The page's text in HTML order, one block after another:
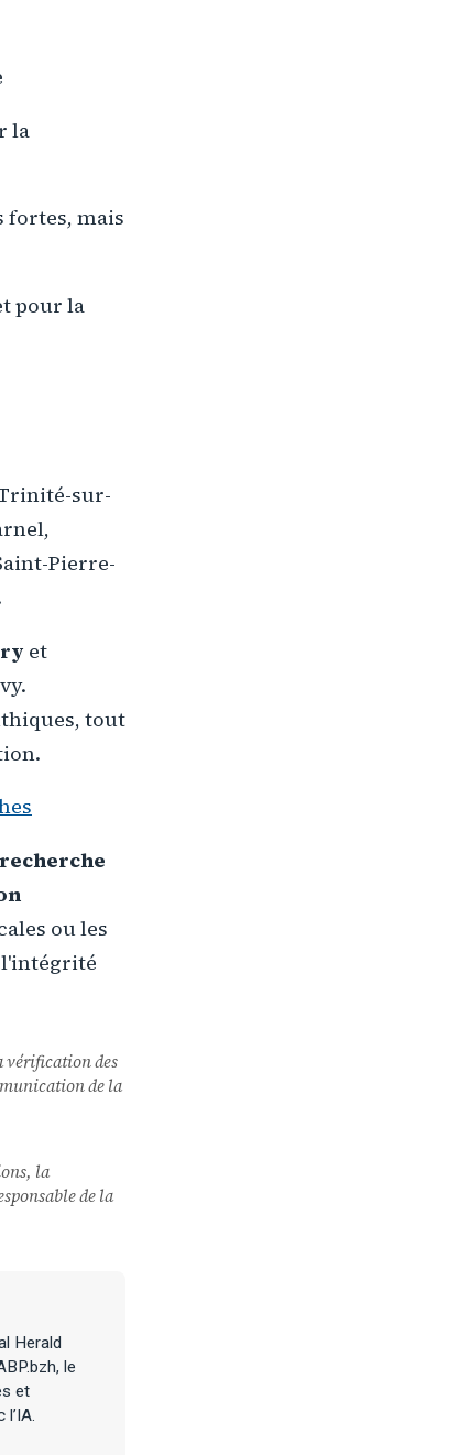
la
fortes, mais
pour la
Trinité-sur-
Pierre-
et
tout
ou les
vérification des
de la
la
de la
Herald
le
et